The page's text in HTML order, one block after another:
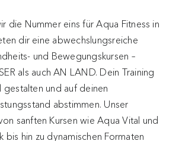
die Nummer eins für Aqua Fitness in
dir eine abwechslungsreiche
und Bewegungskursen –
als auch AN LAND. Dein Training
gestalten und auf deinen
abstimmen. Unser
sanften Kursen wie Aqua Vital und
bis hin zu dynamischen Formaten